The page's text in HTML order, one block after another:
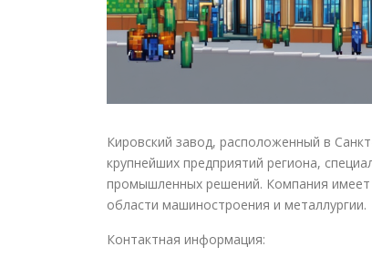
Кировский завод, расположенный в
крупнейших предприятий региона,
промышленных решений. Компания
области машиностроения и металлургии.
Контактная информация: